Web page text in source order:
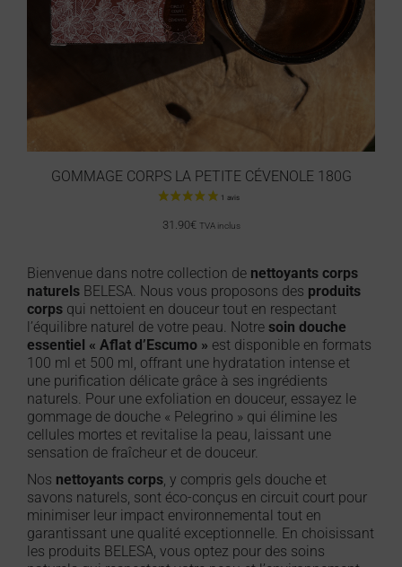
GOMMAGE CORPS LA PETITE CÉVENOLE 180G
31.90€ TVA inclus
Bienvenue dans notre collection de nettoyants corps
naturels BELESA. Nous vous proposons des produits
corps qui nettoient en douceur tout en respectant
l’équilibre naturel de votre peau. Notre soin douche
essentiel « Aflat d’Escumo » est disponible en formats
100 ml et 500 ml, offrant une hydratation intense et
une purification délicate grâce à ses ingrédients
naturels. Pour une exfoliation en douceur, essayez le
gommage de douche « Pelegrino » qui élimine les
cellules mortes et revitalise la peau, laissant une
sensation de fraîcheur et de douceur.
Nos nettoyants corps, y compris gels douche et
savons naturels, sont éco-conçus en circuit court pour
minimiser leur impact environnemental tout en
garantissant une qualité exceptionnelle. En choisissant
les produits BELESA, vous optez pour des soins